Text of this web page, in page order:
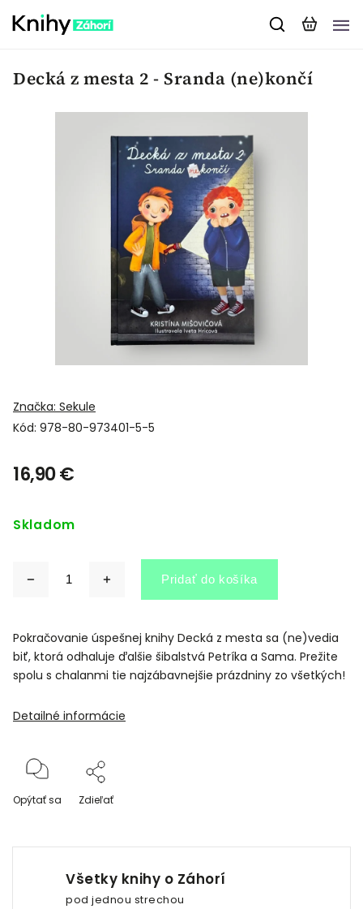
Decká z mesta 2 - Sranda (ne)končí
Kód: 978-80-973401-5-5
Značka: Sekule
16,90 €
Skladom
Pridať do košíka
Pokračovanie úspešnej knihy Decká z mesta sa (ne)vedia
biť, ktorá odhaluje ďalšie šibalstvá Petríka a Sama. Prežite
spolu s chalanmi tie najzábavnejšie prázdniny zo všetkých!
Detailné informácie
Opýtať sa Zdieľať
Všetky knihy o Záhorí
pod jednou strechou